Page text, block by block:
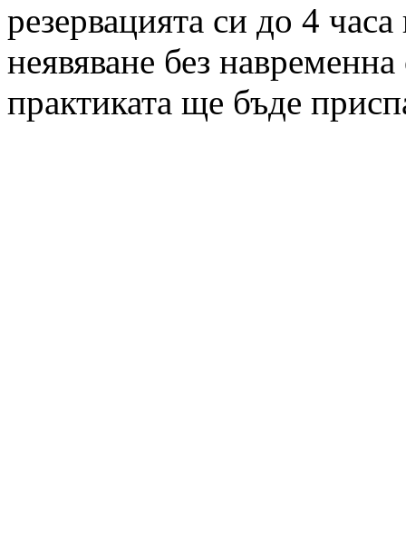
резервацията си до 4
неявяване без
практиката ще бъде